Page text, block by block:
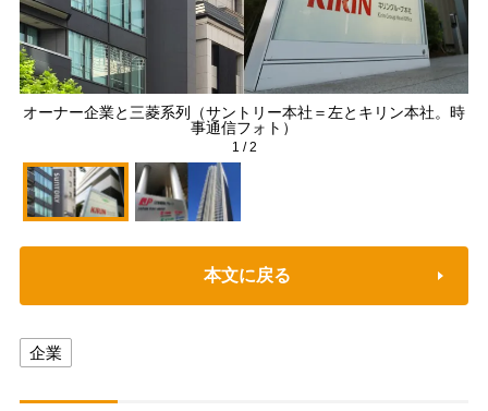
オーナー企業と三菱系列（サントリー本社＝左とキリン本社。時
事通信フォト）
1 /2
本文に戻る
企業